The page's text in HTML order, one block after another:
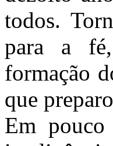
todos.
para a fé,
formação
que
Em